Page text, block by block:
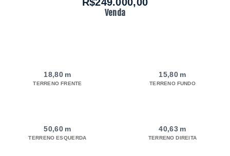
Venda
18,80 m
TERRENO FRENTE
15,80 m
TERRENO FUNDO
50,60 m
TERRENO ESQUERDA
40,63 m
TERRENO DIREITA